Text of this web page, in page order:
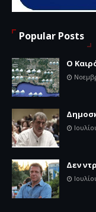
Popular Posts
Ο
Δεν